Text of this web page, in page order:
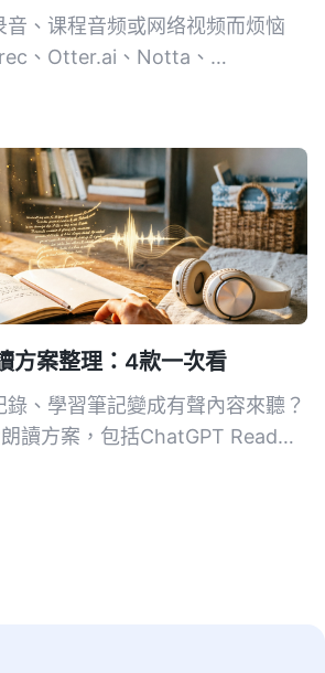
、课程音频或网络视频而烦恼
、Otter.ai、Notta、
整理方案。
方案整理：4款一次看
、學習筆記變成有聲內容來聽？
讀方案，包括ChatGPT Read